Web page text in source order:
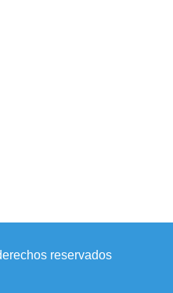
reservados